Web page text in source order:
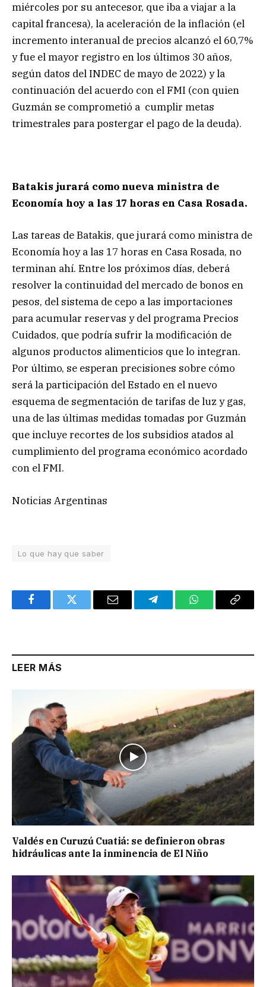
miércoles por su antecesor, que iba a viajar a la
capital francesa), la aceleración de la inflación (el
incremento interanual de precios alcanzó el 60,7%
y fue el mayor registro en los últimos 30 años,
según datos del INDEC de mayo de 2022) y la
continuación del acuerdo con el FMI (con quien
Guzmán se comprometió a cumplir metas
trimestrales para postergar el pago de la deuda).
Batakis jurará como nueva ministra de
Economía hoy a las 17 horas en Casa Rosada.
Las tareas de Batakis, que jurará como ministra de
Economía hoy a las 17 horas en Casa Rosada, no
terminan ahí. Entre los próximos días, deberá
resolver la continuidad del mercado de bonos en
pesos, del sistema de cepo a las importaciones
para acumular reservas y del programa Precios
Cuidados, que podría sufrir la modificación de
algunos productos alimenticios que lo integran.
Por último, se esperan precisiones sobre cómo
será la participación del Estado en el nuevo
esquema de segmentación de tarifas de luz y gas,
una de las últimas medidas tomadas por Guzmán
que incluye recortes de los subsidios atados al
cumplimiento del programa económico acordado
con el FMI.
Noticias Argentinas
Lo que hay que saber
FacebookTwitter Email TelegramWhatsAppCopy
LEER MÁS
Valdés en Curuzú Cuatiá: se definieron obras
hidráulicas ante la inminencia de El Niño